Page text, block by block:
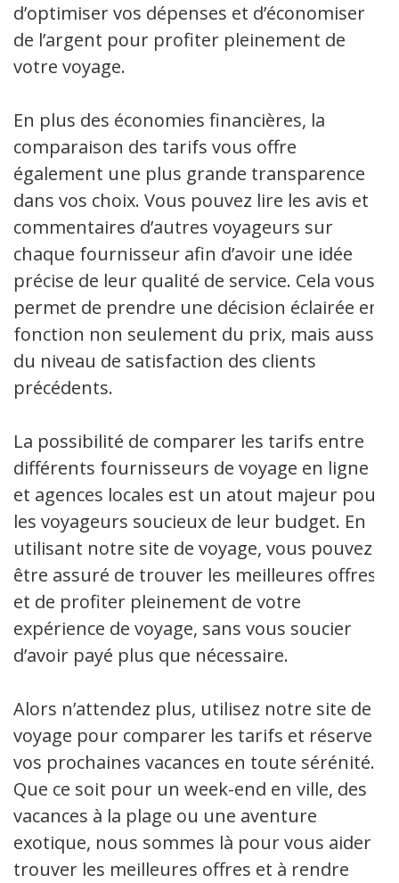
d’optimiser vos dépenses et d’économiser
de l’argent pour profiter pleinement de
votre voyage.
En plus des économies financières, la
comparaison des tarifs vous offre
également une plus grande transparence
dans vos choix. Vous pouvez lire les avis et
commentaires d’autres voyageurs sur
chaque fournisseur afin d’avoir une idée
précise de leur qualité de service. Cela vous
permet de prendre une décision éclairée en
fonction non seulement du prix, mais aussi
du niveau de satisfaction des clients
précédents.
La possibilité de comparer les tarifs entre
différents fournisseurs de voyage en ligne
et agences locales est un atout majeur pour
les voyageurs soucieux de leur budget. En
utilisant notre site de voyage, vous pouvez
être assuré de trouver les meilleures offres
et de profiter pleinement de votre
expérience de voyage, sans vous soucier
d’avoir payé plus que nécessaire.
Alors n’attendez plus, utilisez notre site de
voyage pour comparer les tarifs et réserver
vos prochaines vacances en toute sérénité.
Que ce soit pour un week-end en ville, des
vacances à la plage ou une aventure
exotique, nous sommes là pour vous aider à
trouver les meilleures offres et à rendre